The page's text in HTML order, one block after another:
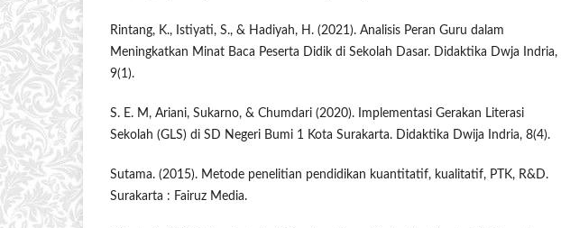
Rintang, K., Istiyati, S., & Hadiyah, H. (2021). Analisis Peran Guru dalam
Meningkatkan Minat Baca Peserta Didik di Sekolah Dasar. Didaktika Dwja Indria,
9(1).
S. E. M, Ariani, Sukarno, & Chumdari (2020). Implementasi Gerakan Literasi
Sekolah (GLS) di SD Negeri Bumi 1 Kota Surakarta. Didaktika Dwija Indria, 8(4).
Sutama. (2015). Metode penelitian pendidikan kuantitatif, kualitatif, PTK, R&D.
Surakarta : Fairuz Media.